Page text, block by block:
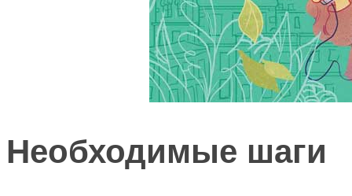
Необходимые шаги